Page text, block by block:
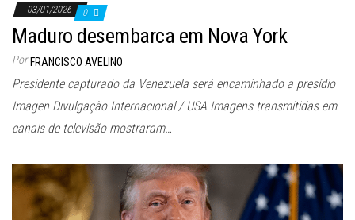
03/01/2026 0
Maduro desembarca em Nova York
Por FRANCISCO AVELINO
Presidente capturado da Venezuela será encaminhado a presídio
Imagen Divulgação Internacional / USA Imagens transmitidas em
canais de televisão mostraram…